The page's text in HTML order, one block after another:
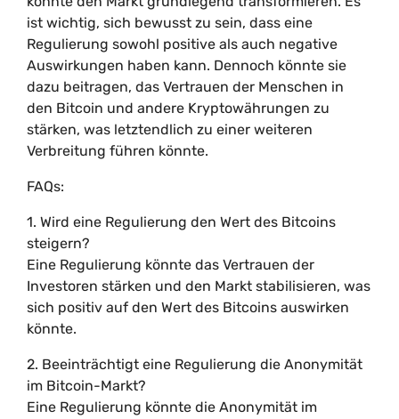
ist wichtig, sich bewusst zu sein, dass eine
Regulierung sowohl positive als auch negative
Auswirkungen haben kann. Dennoch könnte sie
dazu beitragen, das Vertrauen der Menschen in
den Bitcoin und andere Kryptowährungen zu
stärken, was letztendlich zu einer weiteren
Verbreitung führen könnte.
FAQs:
1. Wird eine Regulierung den Wert des Bitcoins
steigern?
Eine Regulierung könnte das Vertrauen der
Investoren stärken und den Markt stabilisieren, was
sich positiv auf den Wert des Bitcoins auswirken
könnte.
2. Beeinträchtigt eine Regulierung die Anonymität
im Bitcoin-Markt?
Eine Regulierung könnte die Anonymität im